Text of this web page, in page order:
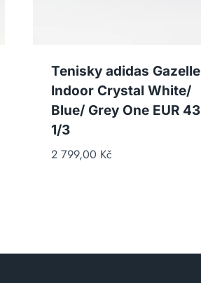
Tenisky adidas Gazelle
Indoor Crystal White/
Blue/ Grey One EUR 43
1/3
2 799,00 Kč